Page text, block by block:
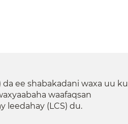
da ee shabakadani waxa uu ku
waafaqsan
leedahay (LCS) du.